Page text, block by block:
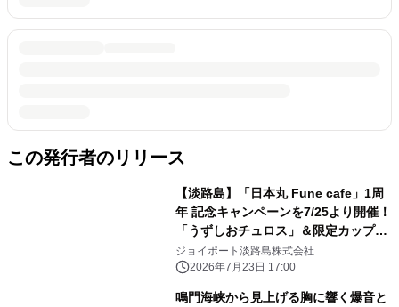
この発行者のリリース
【淡路島】「日本丸 Fune cafe」1周
年 記念キャンペーンを7/25より開催！
「うずしおチュロス」＆限定カップが
登場
ジョイポート淡路島株式会社
2026年7月23日 17:00
鳴門海峡から見上げる胸に響く爆音と